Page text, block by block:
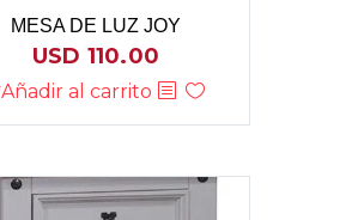
MESA DE LUZ JOY
USD 110.00
Añadir al carrito